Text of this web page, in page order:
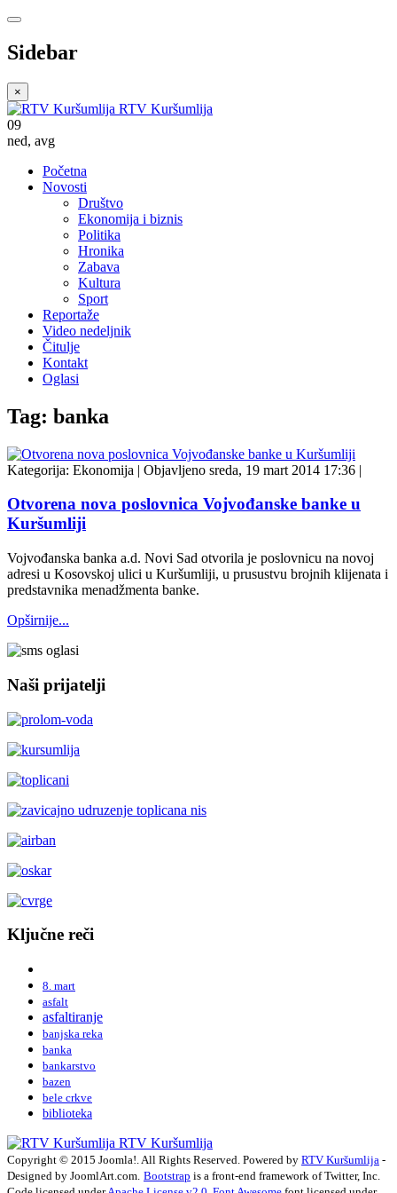
Sidebar
×
RTV Kuršumlija
09
ned, avg
Početna
Novosti
Društvo
Ekonomija i biznis
Politika
Hronika
Zabava
Kultura
Sport
Reportaže
Video nedeljnik
Čitulje
Kontakt
Oglasi
Tag: banka
Kategorija: Ekonomija | Objavljeno sreda, 19 mart 2014 17:36 |
Otvorena nova poslovnica Vojvođanske banke u
Kuršumliji
Vojvođanska banka a.d. Novi Sad otvorila je poslovnicu na novoj
adresi u Kosovskoj ulici u Kuršumliji, u prusustvu brojnih klijenata i
predstavnika menadžmenta banke.
Opširnije...
Naši prijatelji
Ključne reči
8. mart
asfalt
asfaltiranje
banjska reka
banka
bankarstvo
bazen
bele crkve
biblioteka
RTV Kuršumlija
Copyright © 2015 Joomla!. All Rights Reserved. Powered by RTV Kuršumlija -
Designed by JoomlArt.com. Bootstrap is a front-end framework of Twitter, Inc.